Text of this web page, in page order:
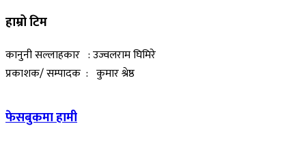
हाम्रो टिम
कानुनी सल्लाहकार : उज्वलराम घिमिरे
प्रकाशक/ सम्पादक : कुमार श्रेष्ठ
फेसबुकमा हामी